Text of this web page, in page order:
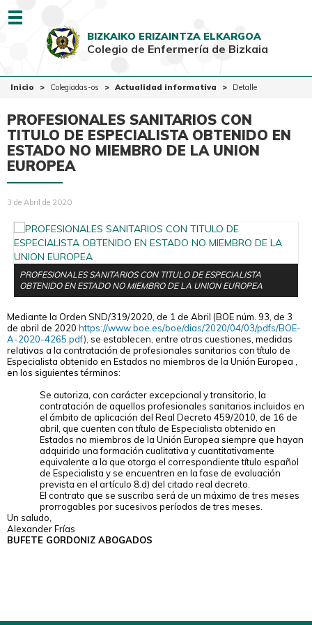
EUSK CAST
Colegiadas-os
Ciudadanía
Ventanilla Única
BIZKAIKO ERIZAINTZA ELKARGOA
Colegio de Enfermería de Bizkaia
Inicio Colegiadas-os Actualidad informativa Detalle
PROFESIONALES SANITARIOS CON
TITULO DE ESPECIALISTA OBTENIDO EN
ESTADO NO MIEMBRO DE LA UNION
EUROPEA
3 de Abril de 2020
PROFESIONALES SANITARIOS CON TITULO DE ESPECIALISTA
OBTENIDO EN ESTADO NO MIEMBRO DE LA UNION EUROPEA
Mediante la Orden SND/319/2020, de 1 de Abril (BOE núm. 93, de 3
de abril de 2020 https://www.boe.es/boe/dias/2020/04/03/pdfs/BOE-
A-2020-4265.pdf), se establecen, entre otras cuestiones, medidas
relativas a la contratación de profesionales sanitarios con título de
Especialista obtenido en Estados no miembros de la Unión Europea ,
en los siguientes términos:
Se autoriza, con carácter excepcional y transitorio, la
contratación de aquellos profesionales sanitarios incluidos en
el ámbito de aplicación del Real Decreto 459/2010, de 16 de
abril, que cuenten con título de Especialista obtenido en
Estados no miembros de la Unión Europea siempre que hayan
adquirido una formación cualitativa y cuantitativamente
equivalente a la que otorga el correspondiente título español
de Especialista y se encuentren en la fase de evaluación
prevista en el artículo 8.d) del citado real decreto.
El contrato que se suscriba será de un máximo de tres meses
prorrogables por sucesivos períodos de tres meses.
Un saludo,
Alexander Frías
BUFETE GORDONIZ ABOGADOS